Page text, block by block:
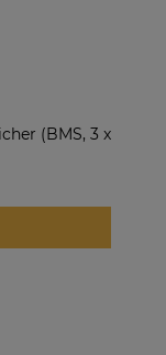
(BMS, 3 x